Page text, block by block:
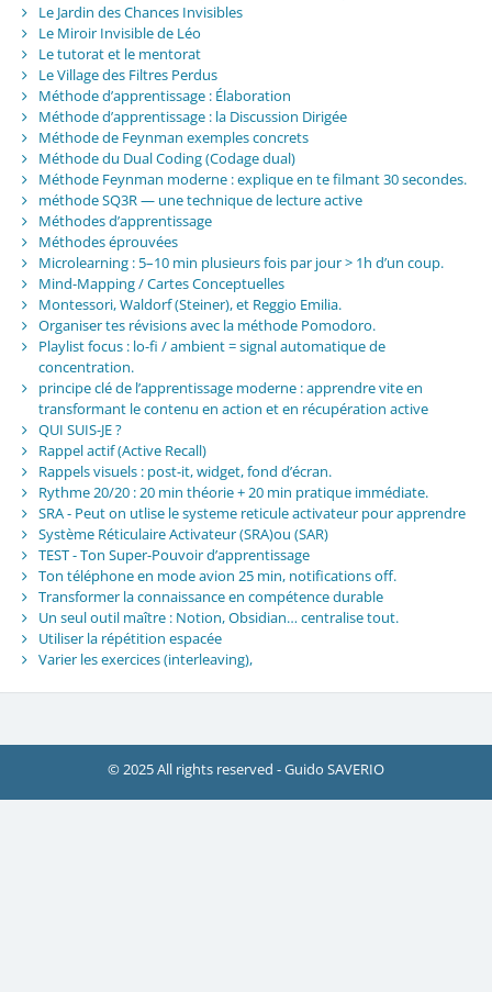
Le Jardin des Chances Invisibles
Le Miroir Invisible de Léo
Le tutorat et le mentorat
Le Village des Filtres Perdus
Méthode d’apprentissage : Élaboration
Méthode d’apprentissage : la Discussion Dirigée
Méthode de Feynman exemples concrets
Méthode du Dual Coding (Codage dual)
Méthode Feynman moderne : explique en te filmant 30 secondes.
méthode SQ3R — une technique de lecture active
Méthodes d’apprentissage
Méthodes éprouvées
Microlearning : 5–10 min plusieurs fois par jour > 1h d’un coup.
Mind-Mapping / Cartes Conceptuelles
Montessori, Waldorf (Steiner), et Reggio Emilia.
Organiser tes révisions avec la méthode Pomodoro.
Playlist focus : lo-fi / ambient = signal automatique de
concentration.
principe clé de l’apprentissage moderne : apprendre vite en
transformant le contenu en action et en récupération active
QUI SUIS-JE ?
Rappel actif (Active Recall)
Rappels visuels : post-it, widget, fond d’écran.
Rythme 20/20 : 20 min théorie + 20 min pratique immédiate.
SRA - Peut on utlise le systeme reticule activateur pour apprendre
Système Réticulaire Activateur (SRA)ou (SAR)
TEST - Ton Super-Pouvoir d’apprentissage
Ton téléphone en mode avion 25 min, notifications off.
Transformer la connaissance en compétence durable
Un seul outil maître : Notion, Obsidian… centralise tout.
Utiliser la répétition espacée
Varier les exercices (interleaving),
© 2025 All rights reserved - Guido SAVERIO